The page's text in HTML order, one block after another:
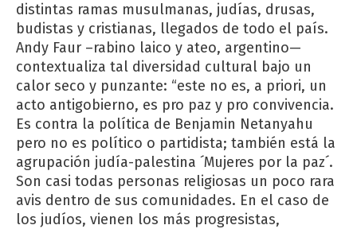
distintas ramas musulmanas, judías, drusas,
budistas y cristianas, llegados de todo el país.
Andy Faur –rabino laico y ateo, argentino—
contextualiza tal diversidad cultural bajo un
calor seco y punzante: “este no es, a priori, un
acto antigobierno, es pro paz y pro convivencia.
Es contra la política de Benjamin Netanyahu
pero no es político o partidista; también está la
agrupación judía-palestina ´Mujeres por la paz´.
Son casi todas personas religiosas un poco rara
avis dentro de sus comunidades. En el caso de
los judíos, vienen los más progresistas,